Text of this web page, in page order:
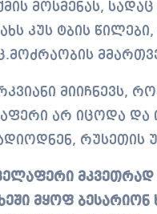
მოსმენას,
კუს ტბის
მიიჩნევს,
არ იცოდა და
რუსეთის
მყოფ